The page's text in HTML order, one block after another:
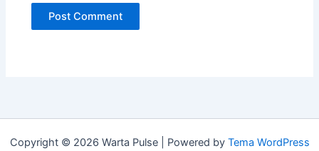
Copyright © 2026 Warta Pulse | Powered by Tema WordPress